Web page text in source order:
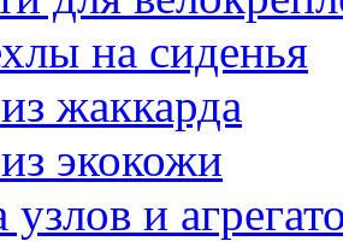
на сиденья
жаккарда
экокожи
и